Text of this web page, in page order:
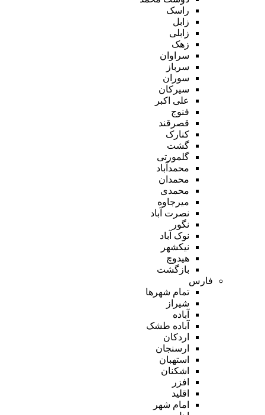
راسک
زابل
زابلی
زهک
سراوان
سرباز
سوران
سیرکان
علی اکبر
فنوج
قصرقند
کنارک
گشت
گلمورتی
محمدآباد
محمدان
محمدی
میرجاوه
نصرت آباد
نگور
نوک آباد
نیکشهر
هیدوچ
بازگشت
فارس
تمام شهر‌ها
شیراز
آباده
آباده طشک
اردکان
ارسنجان
استهبان
اشکنان
افزر
اقلید
امام شهر